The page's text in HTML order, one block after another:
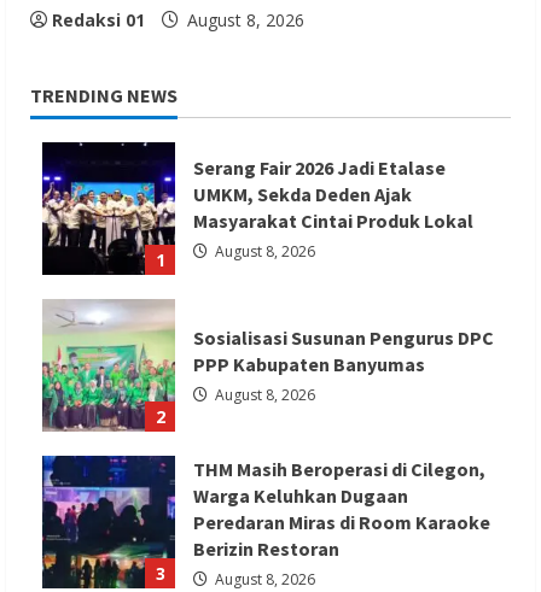
Redaksi 01 August 8, 2026
TRENDING NEWS
1
Serang Fair 2026 Jadi Etalase
UMKM, Sekda Deden Ajak
Masyarakat Cintai Produk Lokal
August 8, 2026
2
Sosialisasi Susunan Pengurus DPC
PPP Kabupaten Banyumas
August 8, 2026
3
THM Masih Beroperasi di Cilegon,
Warga Keluhkan Dugaan
Peredaran Miras di Room Karaoke
Berizin Restoran
August 8, 2026